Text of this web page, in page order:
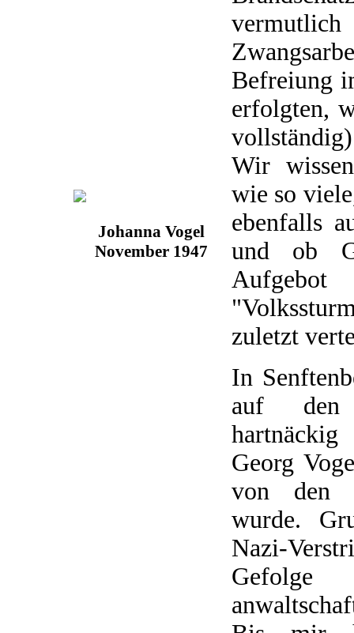
Johanna Vogel
November 1947
Befreiung
erfolgten,
Wir
wie so
ebenfalls
und ob
zuletzt
In
auf den
Georg
von den
wurde.
Nazi-